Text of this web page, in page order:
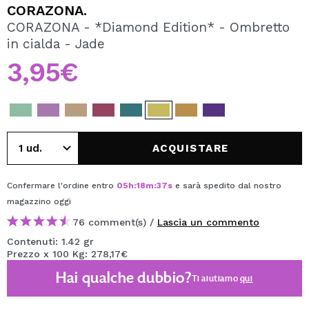
Creando un account su Maquibeauty.it potrai fare i tuoi
acquisti velocemente, controllare lo stato dei tuoi ordini e
CREARE UN ACCOUNT
CORAZONA.
CORAZONA - *Diamond Edition* - Ombretto
in cialda - Jade
3,95€
ACQUISTARE
Confermare l'ordine entro 05h:18m:37s e sarà spedito dal nostro
magazzino oggi
76 comment(s) / Lascia un commento
Contenuti: 1.42 gr
Prezzo x 100 Kg: 278,17€
Hai qualche dubbio?Ti aiutiamoqui